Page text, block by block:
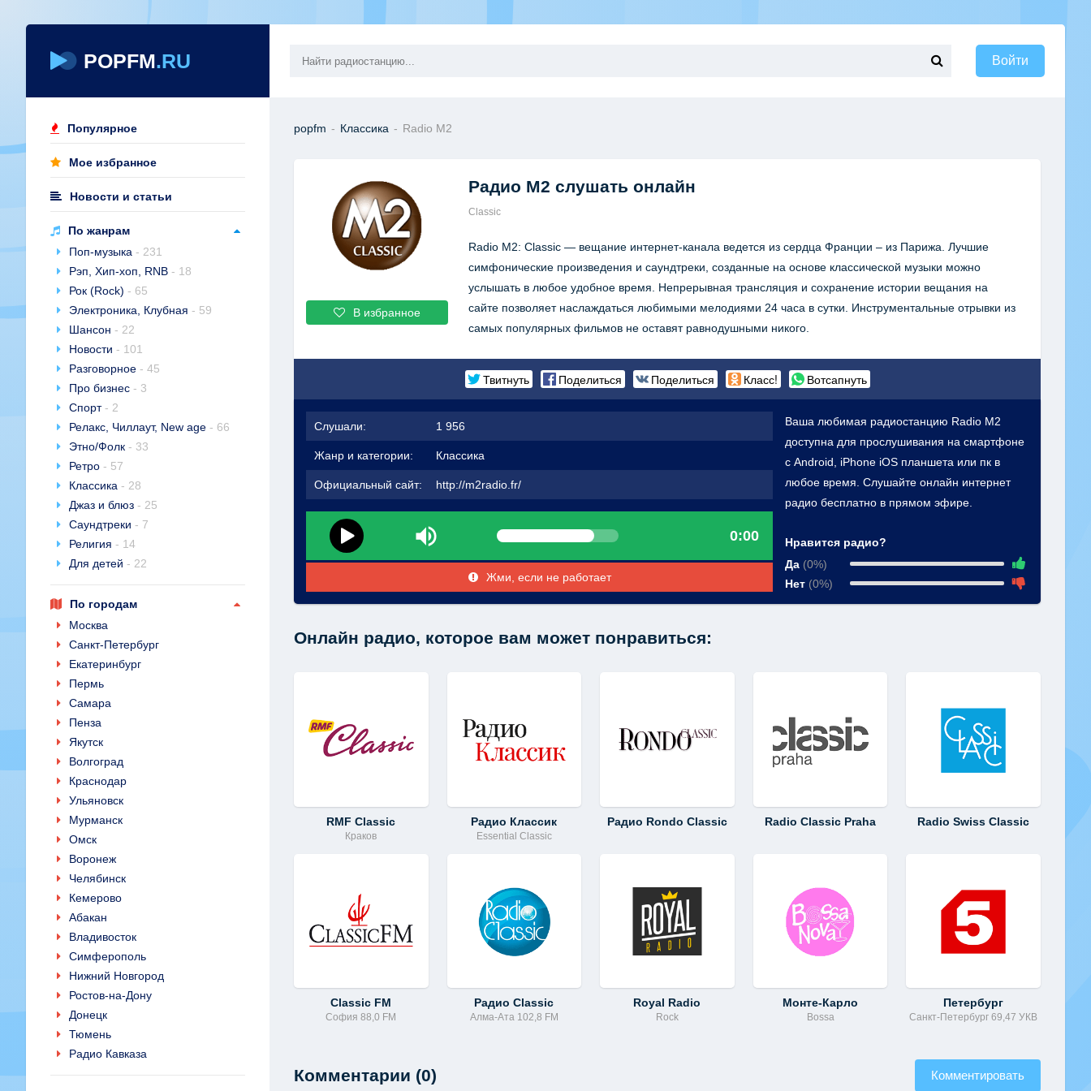
POPFM.RU
Популярное
Мое избранное
Новости и статьи
По жанрам
Поп-музыка - 231
Рэп, Хип-хоп, RNB - 18
Рок (Rock) - 65
Электроника, Клубная - 59
Шансон - 22
Новости - 101
Разговорное - 45
Про бизнес - 3
Спорт- 2
Релакс, Чиллаут, New age - 66
Этно/Фолк - 33
Ретро - 57
Классика - 28
Джаз и блюз - 25
Саундтреки - 7
Религия - 14
Для детей - 22
По городам
Москва
Санкт-Петербург
Екатеринбург
Пермь
Самара
Пенза
Якутск
Волгоград
Краснодар
Ульяновск
Мурманск
Омск
Воронеж
Челябинск
Кемерово
Абакан
Владивосток
Симферополь
Нижний Новгород
Ростов-на-Дону
Донецк
Тюмень
Радио Кавказа
Войти
popfm - Классика - Radio M2
В избранное
Радио M2 слушать онлайн
Classic
Radio M2: Classic — вещание интернет-канала ведется из сердца Франции – из Парижа. Лучшие
симфонические произведения и саундтреки, созданные на основе классической музыки можно
услышать в любое удобное время. Непрерывная трансляция и сохранение истории вещания на
сайте позволяет наслаждаться любимыми мелодиями 24 часа в сутки. Инструментальные отрывки из
самых популярных фильмов не оставят равнодушными никого.
Твитнуть Поделиться Поделиться Класс! Вотсапнуть
Слушали: 1 956
Жанр и категории: Классика
Официальный сайт: http://m2radio.fr/
0:00
Жми, если не работает
Ваша любимая радиостанцию Radio M2
доступна для прослушивания на смартфоне
с Android, iPhone iOS планшета или пк в
любое время. Слушайте онлайн интернет
радио бесплатно в прямом эфире.
Нравится радио?
Да (0%)
Нет (0%)
Онлайн радио, которое вам может понравиться:
RMF Classic
Краков
Радио Классик
Essential Classic
Радио Rondo Classic Radio Classic Praha Radio Swiss Classic
Classic FM
София 88,0 FM
Радио Classic
Алма-Ата 102,8 FM
Royal Radio
Rock
Монте-Карло
Bossa
Петербург
Санкт-Петербург 69,47 УКВ
Комментарии (0) Комментировать